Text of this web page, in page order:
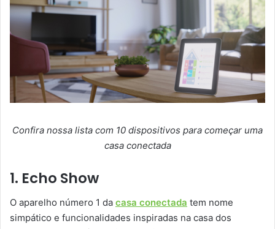
Confira nossa lista com 10 dispositivos para começar uma
casa conectada
1. Echo Show
O aparelho número 1 da casa conectada tem nome
simpático e funcionalidades inspiradas na casa dos